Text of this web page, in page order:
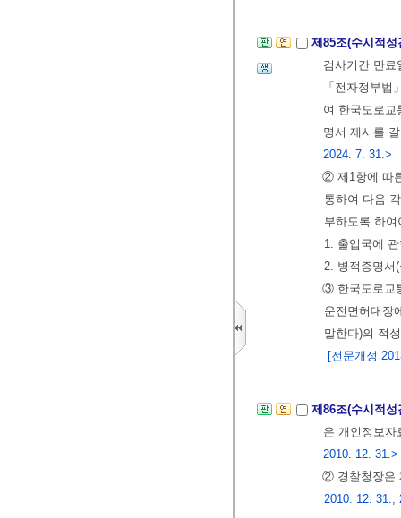
제85조(수시적
검사기간 만
「전자정부
여 한국도로
명서 제시를
2024. 7. 31.>
② 제1항에 따
통하여 다음
부하도록 하
1. 출입국에
2. 병적증명서
③ 한국도로교
운전면허대장
말한다)의 적
[전문개정
제86조(수시적
은 개인정보
2010. 12. 31.>
② 경찰청장은
2010. 12. 31.,